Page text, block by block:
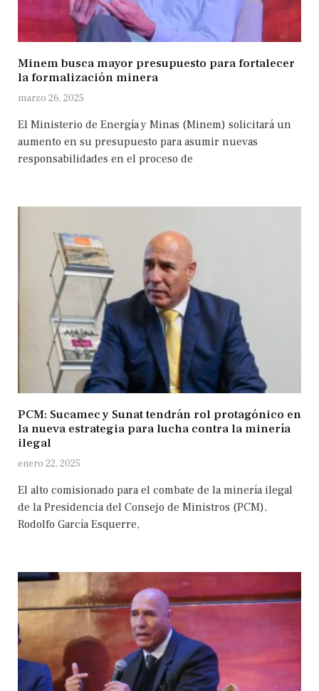
Minem busca mayor presupuesto para fortalecer
la formalización minera
marzo 26, 2025
El Ministerio de Energía y Minas (Minem) solicitará un
aumento en su presupuesto para asumir nuevas
responsabilidades en el proceso de
PCM: Sucamec y Sunat tendrán rol protagónico en
la nueva estrategia para lucha contra la minería
ilegal
enero 22, 2025
El alto comisionado para el combate de la minería ilegal
de la Presidencia del Consejo de Ministros (PCM),
Rodolfo García Esquerre,